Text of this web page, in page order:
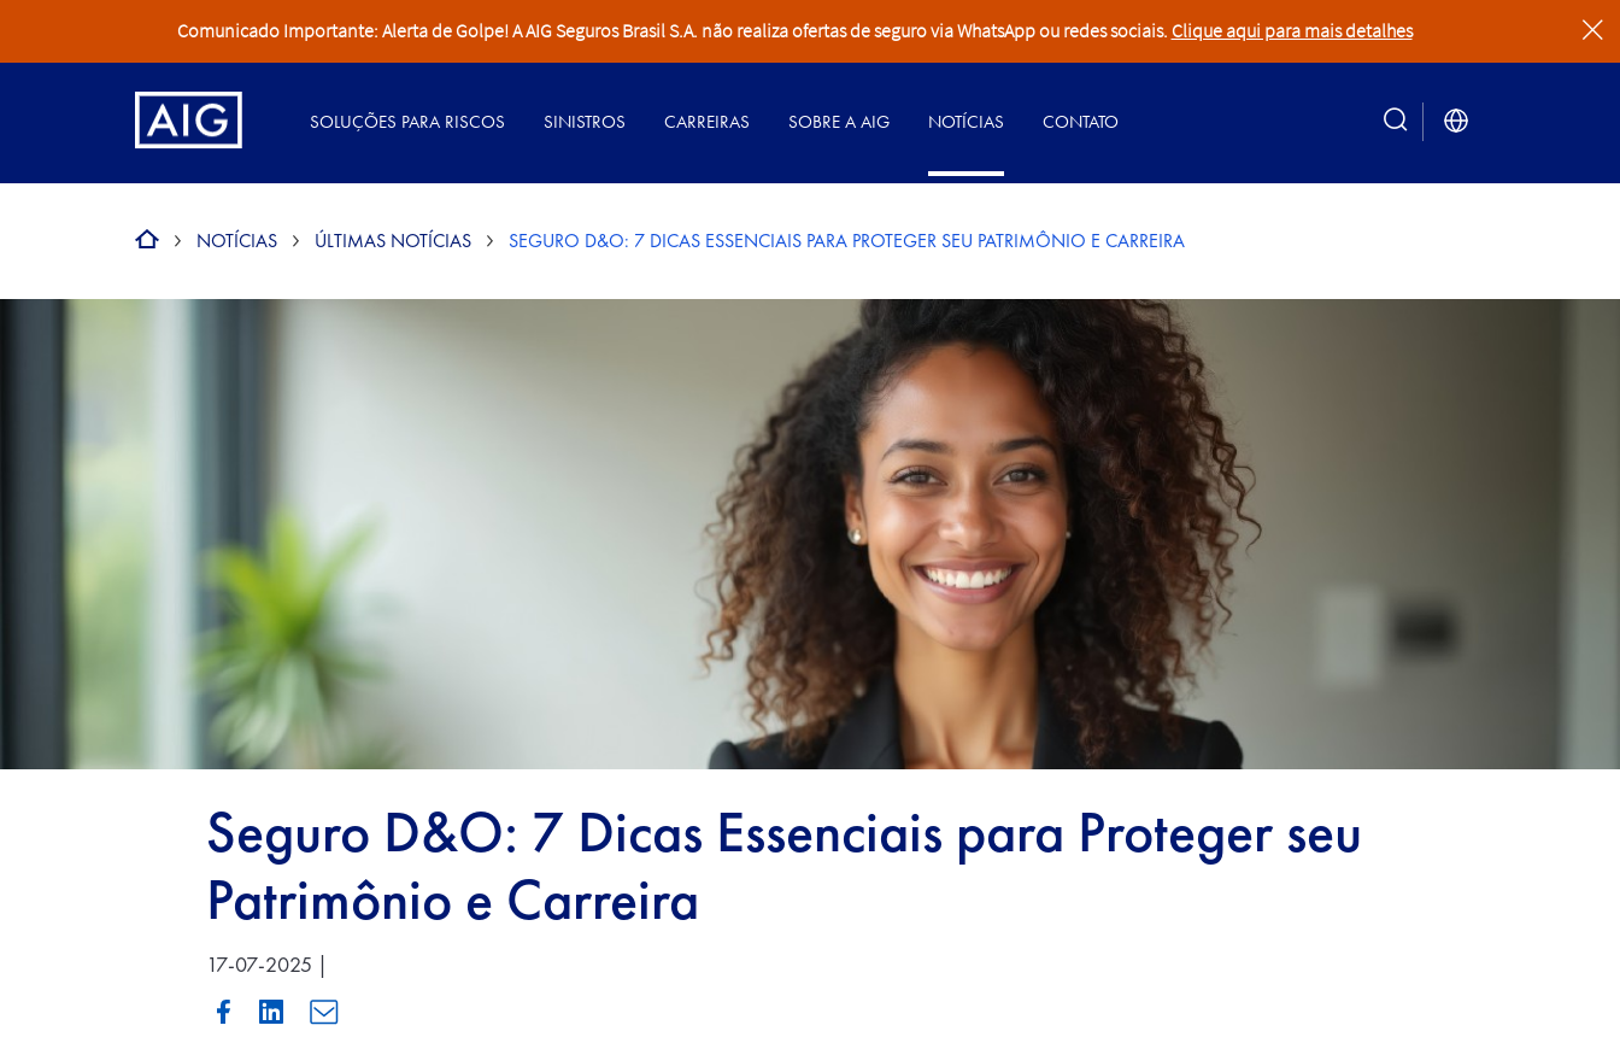
clear
Comunicado Importante: Alerta de Golpe! A AIG Seguros Brasil S.A. não realiza ofertas de seguro via WhatsApp ou redes sociais. Clique aqui para mais detalhes
SOLUÇÕES PARA RISCOS SINISTROS CARREIRAS SOBRE A AIG NOTÍCIAS CONTATO search
NOTÍCIAS ÚLTIMAS NOTÍCIAS SEGURO D&O: 7 DICAS ESSENCIAIS PARA PROTEGER SEU PATRIMÔNIO E CARREIRA
Seguro D&O: 7 Dicas Essenciais para Proteger seu
Patrimônio e Carreira
17-07-2025 |